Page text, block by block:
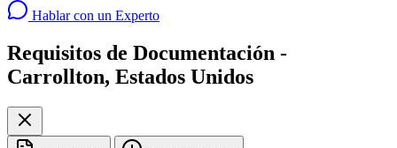
Hablar con un Experto
Requisitos de Documentación -
Carrollton, Estados Unidos